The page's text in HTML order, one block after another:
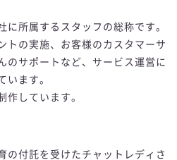
に所属するスタッフの総称です。
トの実施、お客様のカスタマーサ
のサポートなど、サービス運営に
います。
作しています。
の付託を受けたチャットレディさ